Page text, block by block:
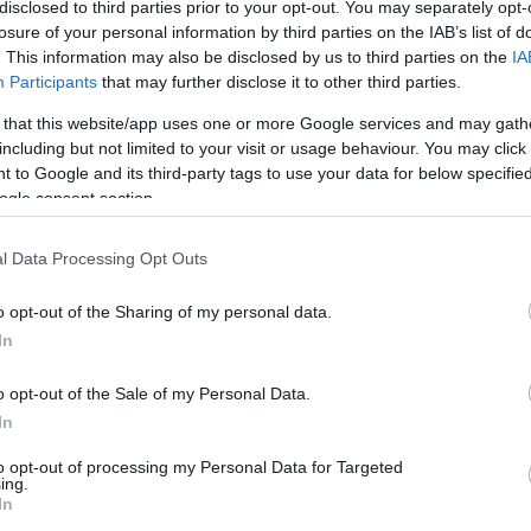
to third parties prior to your opt-out. You may separately
of your personal information by third parties on the IAB’s list of
This information may also be disclosed by us to third parties on the
Participants that may further disclose it to other third parties.
that this website/app uses one or more Google services and may
but not limited to your visit or usage behaviour. You may
to Google and its third-party tags to use your data for below
consent section.
Data Processing Opt Outs
opt-out of the Sharing of my personal data.
opt-out of the Sale of my Personal Data.
opt-out of processing my Personal Data for Targeted
Flash.grστην αναζήτηση τηςGoogle
λιμάνι